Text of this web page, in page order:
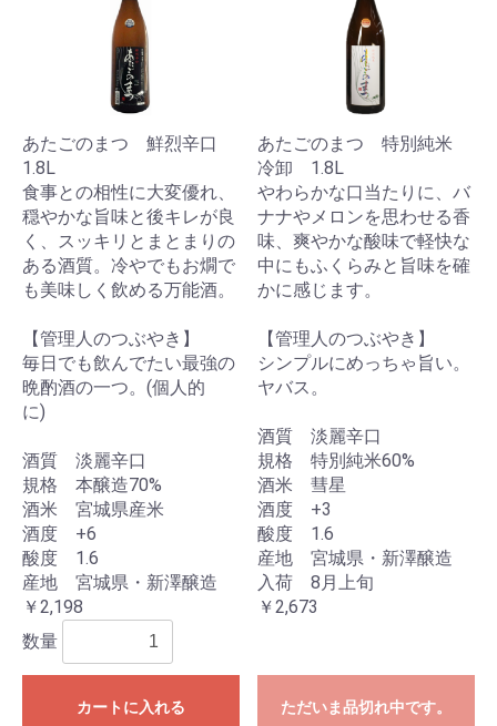
あたごのまつ 鮮烈辛口
1.8L
食事との相性に大変優れ、
穏やかな旨味と後キレが良
く、スッキリとまとまりの
ある酒質。冷やでもお燗で
も美味しく飲める万能酒。
【管理人のつぶやき】
毎日でも飲んでたい最強の
晩酌酒の一つ。(個人的
に)
酒質 淡麗辛口
規格 本醸造70%
酒米 宮城県産米
酒度 +6
酸度 1.6
産地 宮城県・新澤醸造
￥2,198
数量
カートに入れる
あたごのまつ 特別純米
冷卸 1.8L
やわらかな口当たりに、バ
ナナやメロンを思わせる香
味、爽やかな酸味で軽快な
中にもふくらみと旨味を確
かに感じます。
【管理人のつぶやき】
シンプルにめっちゃ旨い。
ヤバス。
酒質 淡麗辛口
規格 特別純米60%
酒米 彗星
酒度 +3
酸度 1.6
産地 宮城県・新澤醸造
入荷 8月上旬
￥2,673
ただいま品切れ中です。